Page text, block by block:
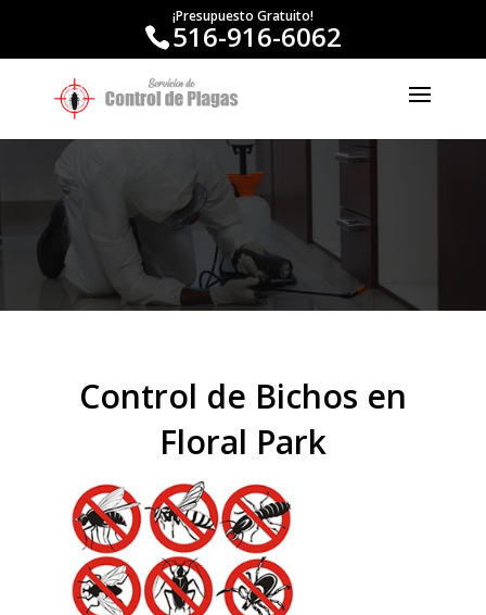
¡Presupuesto Gratuito!
516-916-6062
Control de Bichos en
Floral Park